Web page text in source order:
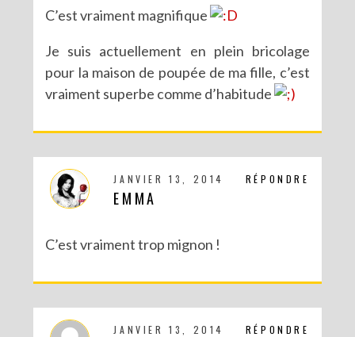
C’est vraiment magnifique
Je suis actuellement en plein bricolage
pour la maison de poupée de ma fille, c’est
vraiment superbe comme d’habitude
RÉPONDRE
JANVIER 13, 2014
EMMA
C’est vraiment trop mignon !
RÉPONDRE
JANVIER 13, 2014